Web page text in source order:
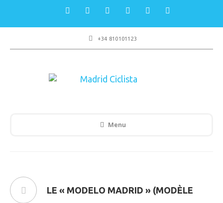
+34 810101123
Menu
LE « MODELO MADRID » (MODÈLE